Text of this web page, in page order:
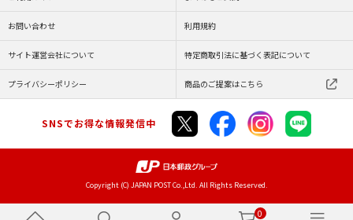
0
お問い合わせ 利用規約
サイト運営会社について 特定商取引法に基づく表記について
プライバシーポリシー 商品のご提案はこちら
SNSでお得な情報発信中
Copyright (C) JAPAN POST Co.,Ltd. All Rights Reserved.